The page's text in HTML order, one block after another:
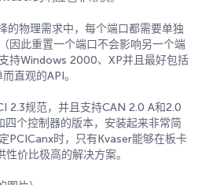
的物理需求中，每个端口都需要单独
因此重置一个端口不会影响另一个端
持Windows 2000、XP并且最好包括
直观的API。
2.3规范，并且支持CAN 2.0 A和2.0
四个控制器的版本，安装起来非常简
PCICanx时，只有Kvaser能够在板卡
性价比极高的解决方案。